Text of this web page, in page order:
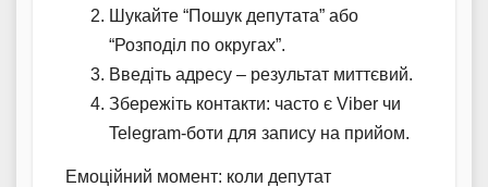
Шукайте “Пошук депутата” або
“Розподіл по округах”.
Введіть адресу – результат миттєвий.
Збережіть контакти: часто є Viber чи
Telegram-боти для запису на прийом.
Емоційний момент: коли депутат